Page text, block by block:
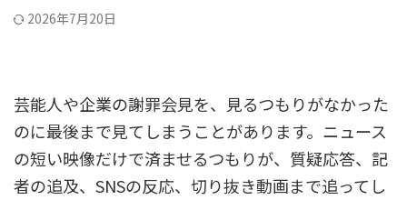
2026年7月20日
芸能人や企業の謝罪会見を、見るつもりがなかった
のに最後まで見てしまうことがあります。ニュース
の短い映像だけで済ませるつもりが、質疑応答、記
者の追及、SNSの反応、切り抜き動画まで追ってし